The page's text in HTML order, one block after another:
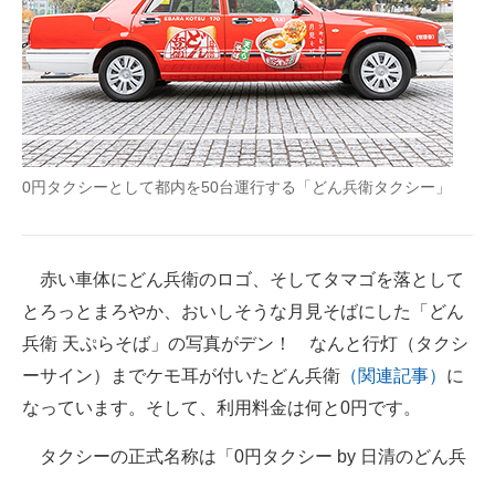
好きが集まる 比べて選べる
ビジネスと働き方のヒント
AI活用のいまが分かる
企業ITのトレンドを詳説
企業向けIT製品の総合サイト
0円タクシーとして都内を50台運行する「どん兵衛タクシー」
赤い車体にどん兵衛のロゴ、そしてタマゴを落として
とろっとまろやか、おいしそうな月見そばにした「どん
兵衛 天ぷらそば」の写真がデン！ なんと行灯（タクシ
ーサイン）までケモ耳が付いたどん兵衛 （関連記事） に
なっています。そして、利用料金は何と0円です。
タクシーの正式名称は「0円タクシー by 日清のどん兵